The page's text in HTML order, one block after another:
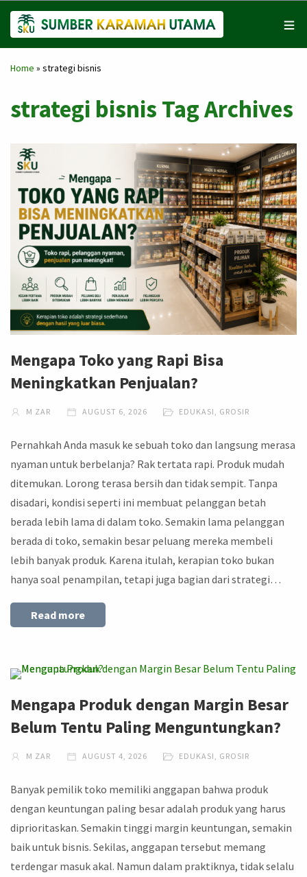
Home » strategi bisnis
strategi bisnis Tag Archives
Mengapa Toko yang Rapi Bisa
Meningkatkan Penjualan?
M ZAR AUGUST 6, 2026 EDUKASI GROSIR
Pernahkah Anda masuk ke sebuah toko dan langsung merasa
nyaman untuk berbelanja? Rak tertata rapi. Produk mudah
ditemukan. Lorong terasa bersih dan tidak sempit. Tanpa
disadari, kondisi seperti ini membuat pelanggan betah
berada lebih lama di dalam toko. Semakin lama pelanggan
berada di toko, semakin besar peluang mereka membeli
lebih banyak produk. Karena itulah, kerapian toko bukan
hanya soal penampilan, tetapi juga bagian dari strategi…
Read more
Mengapa Produk dengan Margin Besar
Belum Tentu Paling Menguntungkan?
M ZAR AUGUST 4, 2026 EDUKASI GROSIR
Banyak pemilik toko memiliki anggapan bahwa produk
dengan keuntungan paling besar adalah produk yang harus
diprioritaskan. Semakin tinggi margin keuntungan, semakin
baik untuk bisnis. Sekilas, anggapan tersebut memang
terdengar masuk akal. Namun dalam praktiknya, tidak selalu